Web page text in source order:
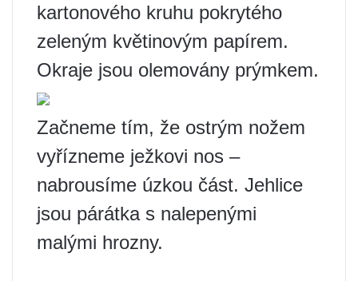
kartonového kruhu pokrytého
zeleným květinovým papírem.
Okraje jsou olemovány prýmkem.
Začneme tím, že ostrým nožem
vyřízneme ježkovi nos –
nabrousíme úzkou část. Jehlice
jsou párátka s nalepenými
malými hrozny.